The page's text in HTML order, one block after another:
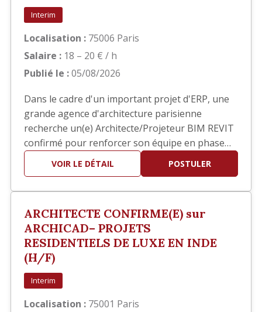
Interim
Localisation : 75006 Paris
Salaire : 18 – 20 € / h
Publié le :05/08/2026
Dans le cadre d'un important projet d'ERP, une
grande agence d'architecture parisienne
recherche un(e) Architecte/Projeteur BIM REVIT
confirmé pour renforcer son équipe en phase
EXE. Vos missions Vous interviendrez
principalement sur la réalisation des documents
repérage. Production et mise…
VOIR LE DÉTAIL POSTULER
ARCHITECTE CONFIRME(E) sur
ARCHICAD– PROJETS
RESIDENTIELS DE LUXE EN INDE
(H/F)
Interim
Localisation : 75001 Paris